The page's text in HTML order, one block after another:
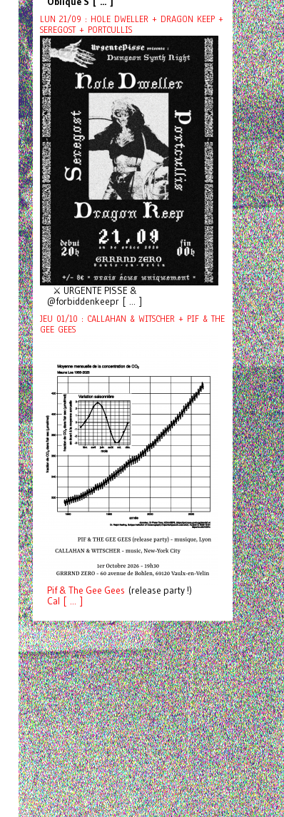
LUN 21/09 : HOLE DWELLER + DRAGON KEEP +
SEREGOST + PORTCULLIS
⚔️ URGENTE PISSE &
@forbiddenkeepr [ ... ]
JEU 01/10 : CALLAHAN & WITSCHER + PIF & THE
GEE GEES
Pif& The Gee Gees (release party !)
Cal [ ... ]